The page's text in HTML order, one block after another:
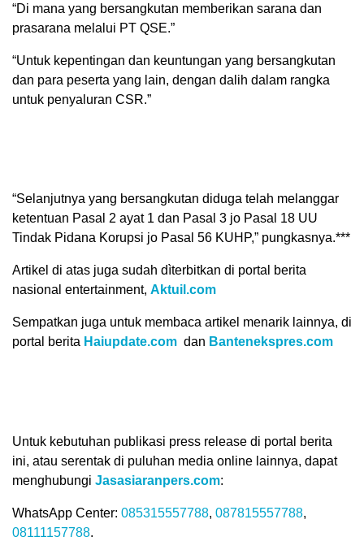
“Di mana yang bersangkutan memberikan sarana dan
prasarana melalui PT QSE.”
“Untuk kepentingan dan keuntungan yang bersangkutan
dan para peserta yang lain, dengan dalih dalam rangka
untuk penyaluran CSR.”
“Selanjutnya yang bersangkutan diduga telah melanggar
ketentuan Pasal 2 ayat 1 dan Pasal 3 jo Pasal 18 UU
Tindak Pidana Korupsi jo Pasal 56 KUHP,” pungkasnya.***
Artikel di atas juga sudah dìterbitkan di portal berita
nasional entertainment, Aktuil.com
Sempatkan juga untuk membaca artikel menarik lainnya, di
portal berita Haiupdate.com dan Bantenekspres.com
Untuk kebutuhan publikasi press release di portal berita
ini, atau serentak di puluhan media online lainnya, dapat
menghubungi Jasasiaranpers.com:
WhatsApp Center: 085315557788, 087815557788,
08111157788.